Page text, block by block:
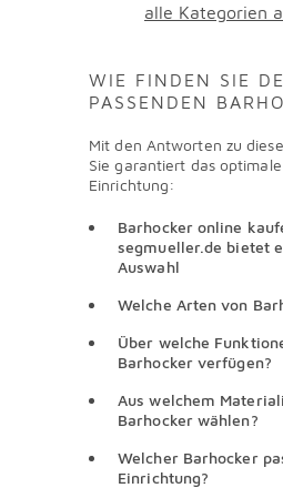
alle Kategorien
WIE FINDEN SIE
PASSENDEN
Mit den Antworten zu
Sie garantiert das
Einrichtung:
Barhocker online
segmueller.de bietet
Auswahl
Welche Arten von
Über welche
Barhocker verfügen?
Aus welchem
Barhocker wählen?
Welcher Barhocker
Einrichtung?